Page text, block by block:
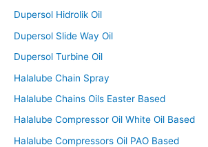
Dupersol Hidrolik Oil
Dupersol Slide Way Oil
Dupersol Turbine Oil
Halalube Chain Spray
Halalube Chains Oils Easter Based
Halalube Compressor Oil White Oil Based
Halalube Compressors Oil PAO Based